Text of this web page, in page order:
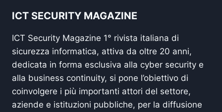
ICT SECURITY MAGAZINE
ICT Security Magazine 1° rivista italiana di
sicurezza informatica, attiva da oltre 20 anni,
dedicata in forma esclusiva alla cyber security e
alla business continuity, si pone l’obiettivo di
coinvolgere i più importanti attori del settore,
aziende e istituzioni pubbliche, per la diffusione